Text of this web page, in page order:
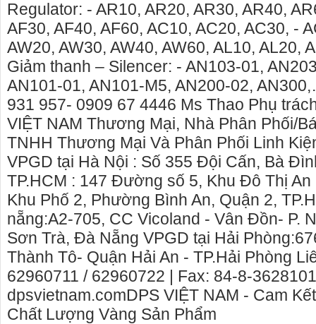
Regulator: - AR10, AR20, AR30, AR40,
AF30, AF40, AF60, AC10, AC20, AC30, -
AW20, AW30, AW40, AW60, AL10, AL20,
Giảm thanh – Silencer: - AN103-01,
AN101-01, AN101-M5, AN200-02,
931 957- 0909 67 4446 Ms Thao Phụ
VIỆT NAM Thương Mại, Nhà Phân Phối/
TNHH Thương Mại Và Phân Phối Linh
VPGD tại Hà Nội : Số 355 Đội Cấn, Bà
TP.HCM : 147 Đường số 5, Khu Đô Thị An
Khu Phố 2, Phường Bình An, Quận 2,
nẵng:A2-705, CC Vicoland - Vân Đồn- P.
Sơn Trà, Đà Nẵng VPGD tại Hải
Thành Tô- Quận Hải An - TP.Hải Phòng
62960711 / 62960722 | Fax: 84-8-
dpsvietnam.com​DPS VIỆT NAM - Cam
Chất Lượng Vàng Sản Phẩm